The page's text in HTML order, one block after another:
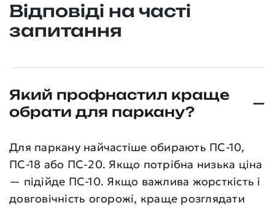
Відповіді на часті
запитання
Який профнастил краще
обрати для паркану?
Для паркану найчастіше обирають ПС-10,
ПС-18 або ПС-20. Якщо потрібна низька ціна
— підійде ПС-10. Якщо важлива жорсткість і
довговічність огорожі, краще розглядати